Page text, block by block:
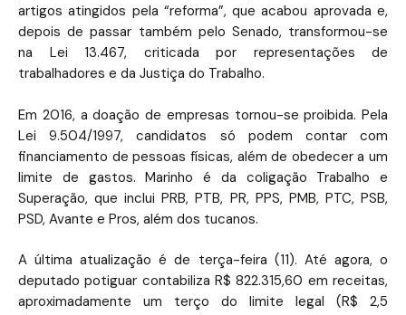
artigos atingidos pela “reforma”, que acabou aprovada e,
depois de passar também pelo Senado, transformou-se
na Lei 13.467, criticada por representações de
trabalhadores e da Justiça do Trabalho.
Em 2016, a doação de empresas tornou-se proibida. Pela
Lei 9.504/1997, candidatos só podem contar com
financiamento de pessoas físicas, além de obedecer a um
limite de gastos. Marinho é da coligação Trabalho e
Superação, que inclui PRB, PTB, PR, PPS, PMB, PTC, PSB,
PSD, Avante e Pros, além dos tucanos.
A última atualização é de terça-feira (11). Até agora, o
deputado potiguar contabiliza R$ 822.315,60 em receitas,
aproximadamente um terço do limite legal (R$ 2,5